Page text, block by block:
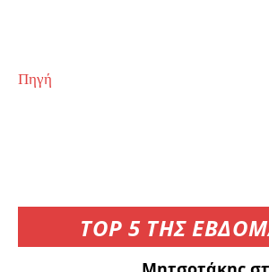
TOP 5 ΤΗΣ
Πηγή